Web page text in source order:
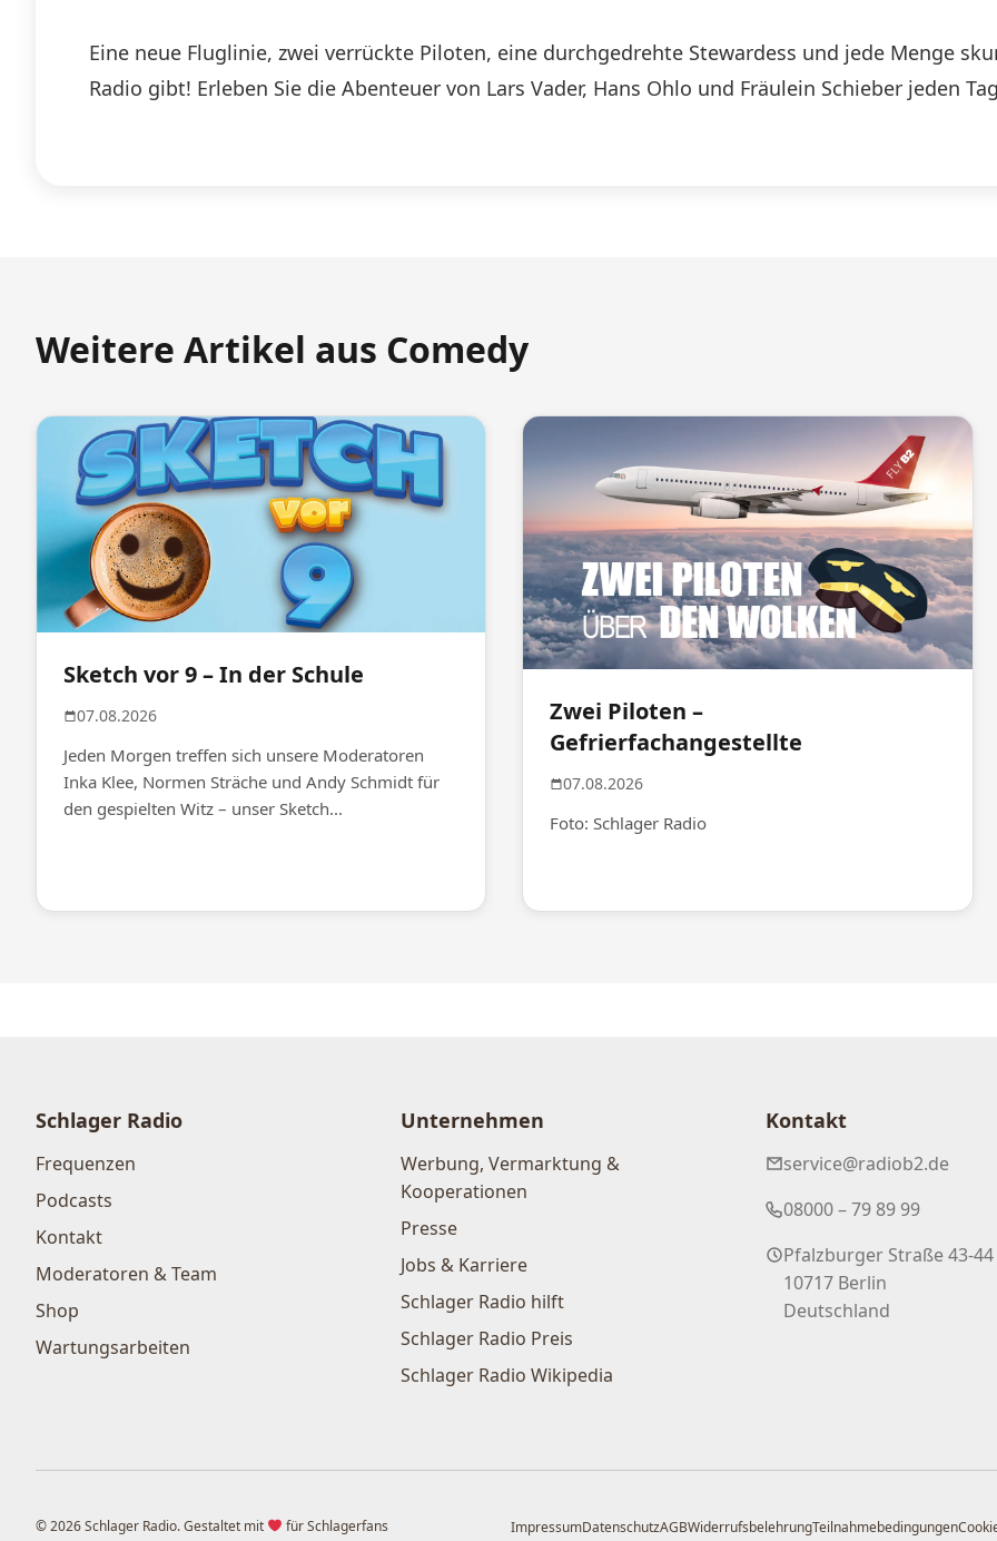
Eine neue Fluglinie, zwei verrückte Piloten, eine durchgedrehte Stewardess und jede Menge
Radio gibt! Erleben Sie die Abenteuer von Lars Vader, Hans Ohlo und Fräulein Schieber jeden
Weitere Artikel aus Comedy
Sketch vor 9 – In der Schule
07.08.2026
Jeden Morgen treffen sich unsere Moderatoren
Inka Klee, Normen Sträche und Andy Schmidt für
den gespielten Witz – unser Sketch...
Zwei Piloten –
Gefrierfachangestellte
07.08.2026
Foto: Schlager Radio
Schlager Radio
Frequenzen
Podcasts
Kontakt
Moderatoren & Team
Shop
Wartungsarbeiten
Unternehmen
Werbung, Vermarktung &
Kooperationen
Presse
Jobs & Karriere
Schlager Radio hilft
Schlager Radio Preis
Schlager Radio Wikipedia
Kontakt
service@radiob2.de
08000 – 79 89 99
Pfalzburger Straße 43-44
10717 Berlin
Deutschland
© 2026 Schlager Radio. Gestaltet mit für Schlagerfans ImpressumDatenschutzAGBWiderrufsbelehrungTeilnahmebedingungen